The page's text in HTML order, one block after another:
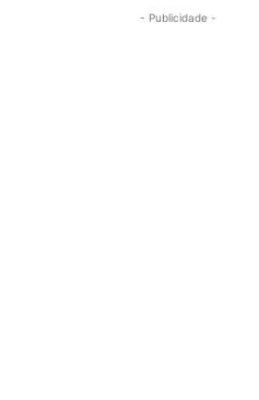
- Publicidade -